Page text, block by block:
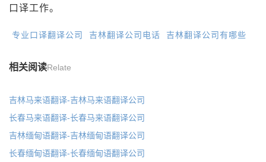
口译工作。
专业口译翻译公司 吉林翻译公司电话 吉林翻译公司有哪些
相关阅读Relate
吉林马来语翻译-吉林马来语翻译公司
长春马来语翻译-长春马来语翻译公司
吉林缅甸语翻译-吉林缅甸语翻译公司
长春缅甸语翻译-长春缅甸语翻译公司